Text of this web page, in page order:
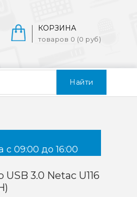
Найти
КОРЗИНА
товаров 0 (0 руб)
с 09:00 до 16:00
3.0 Netac U116